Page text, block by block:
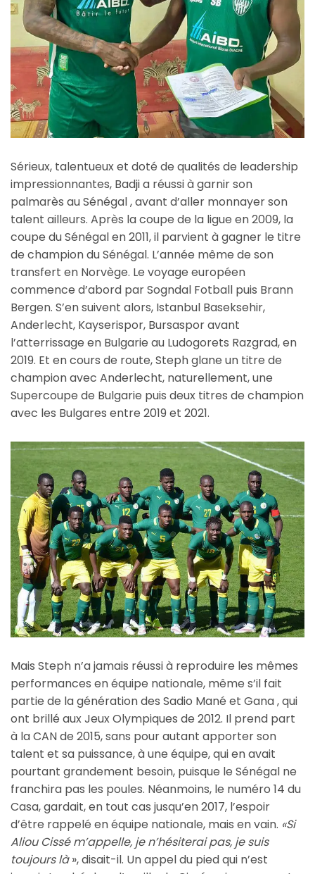
Sérieux, talentueux et doté de qualités de leadership
impressionnantes, Badji a réussi à garnir son
palmarès au Sénégal , avant d’aller monnayer son
talent ailleurs. Après la coupe de la ligue en 2009, la
coupe du Sénégal en 2011, il parvient à gagner le titre
de champion du Sénégal. L’année même de son
transfert en Norvège. Le voyage européen
commence d’abord par Sogndal Fotball puis Brann
Bergen. S’en suivent alors, Istanbul Baseksehir,
Anderlecht, Kayserispor, Bursaspor avant
l’atterrissage en Bulgarie au Ludogorets Razgrad, en
2019. Et en cours de route, Steph glane un titre de
champion avec Anderlecht, naturellement, une
Supercoupe de Bulgarie puis deux titres de champion
avec les Bulgares entre 2019 et 2021.
Mais Steph n’a jamais réussi à reproduire les mêmes
performances en équipe nationale, même s’il fait
partie de la génération des Sadio Mané et Gana , qui
ont brillé aux Jeux Olympiques de 2012. Il prend part
à la CAN de 2015, sans pour autant apporter son
talent et sa puissance, à une équipe, qui en avait
pourtant grandement besoin, puisque le Sénégal ne
franchira pas les poules. Néanmoins, le numéro 14 du
Casa, gardait, en tout cas jusqu’en 2017, l’espoir
d’être rappelé en équipe nationale, mais en vain. «Si
Aliou Cissé m’appelle, je n’hésiterai pas, je suis
toujours là», disait-il. Un appel du pied qui n’est